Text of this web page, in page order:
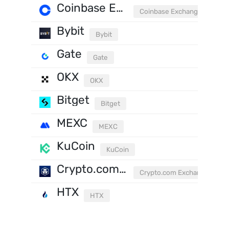
Coinbase Exchange Coinbase Exchange
Bybit Bybit
Gate Gate
OKX OKX
Bitget Bitget
MEXC MEXC
KuCoin KuCoin
Crypto.com Exchange Crypto.com Exchange
HTX HTX